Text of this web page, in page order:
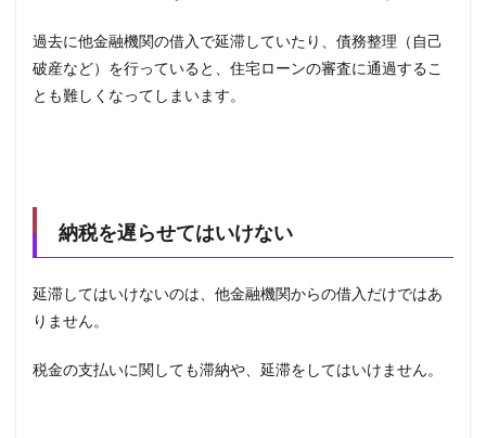
過去に他金融機関の借入で延滞していたり、債務整理（自己
破産など）を行っていると、住宅ローンの審査に通過するこ
とも難しくなってしまいます。
納税を遅らせてはいけない
延滞してはいけないのは、他金融機関からの借入だけではあ
りません。
税金の支払いに関しても滞納や、延滞をしてはいけません。